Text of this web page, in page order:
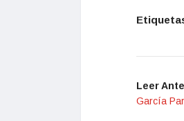
Leer
García